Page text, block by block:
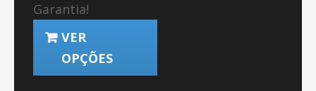
Garantia!
VER
OPÇÕES